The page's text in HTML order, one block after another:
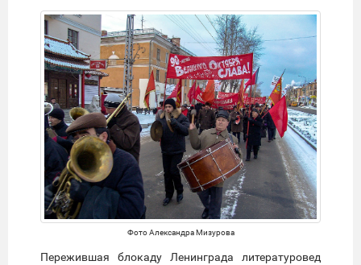
Фото Александра Мизурова
Пережившая блокаду Ленинграда литературовед